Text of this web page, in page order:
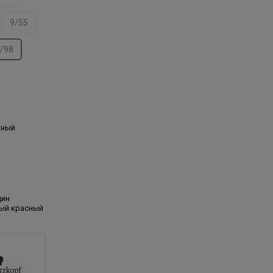
9/55
98
красный